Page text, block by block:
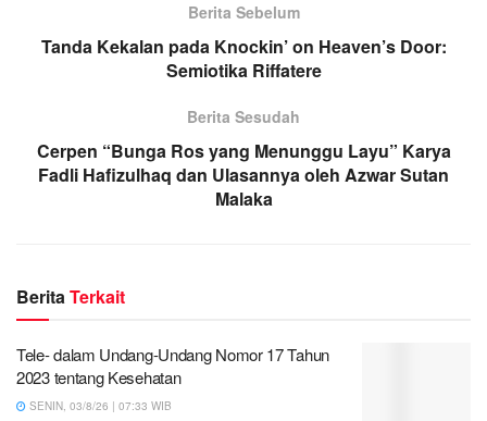
Berita Sebelum
Tanda Kekalan pada Knockin’ on Heaven’s Door:
Semiotika Riffatere
Berita Sesudah
Cerpen “Bunga Ros yang Menunggu Layu” Karya
Fadli Hafizulhaq dan Ulasannya oleh Azwar Sutan
Malaka
BeritaTerkait
Tele- dalam Undang-Undang Nomor 17 Tahun
2023 tentang Kesehatan
SENIN, 03/8/26 | 07:33 WIB